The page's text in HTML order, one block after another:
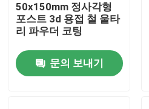
비디오
용접 그물 펜싱
50x150mm 정사각형
포스트 3d 용접 철 울타
리 파우더 코팅
문의 보내기